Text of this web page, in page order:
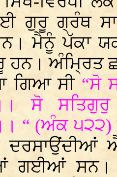
ਗੁਰੂ ਗ੍ਰੰਥ
ਮੈਨੂੰ ਪੱਕਾ
ਹਨ। ਅੰਮ੍ਰਿਤ
ਗਿਆ ਸੀ “ਸੋ
ਸੋ ਸਤਿਗੁਰੁ
“ (ਅੰਕ ੫੨੨)
ਗਈਆਂ ਸਨ।